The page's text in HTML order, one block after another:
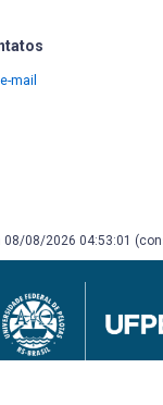
mail
08/08/2026 04:53:01